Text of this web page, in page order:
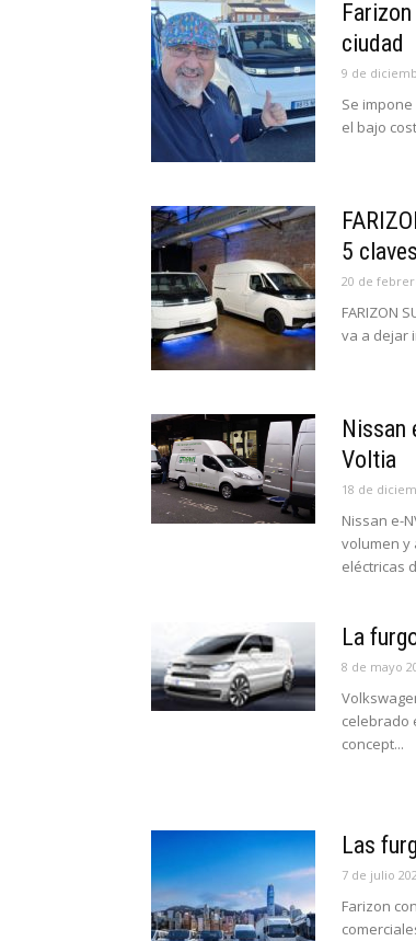
ciudad
9 de
Se
el bajo
5
20 de
FARIZON
va a dejar
Nissan
Voltia
18 de
Nissan e-
volumen y
eléctricas
La
8 de mayo
celebrado
concept...
Las
7 de julio
Farizon